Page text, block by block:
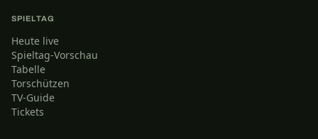
SPIELTAG
Heute live
Spieltag-Vorschau
Tabelle
Torschützen
TV-Guide
Tickets